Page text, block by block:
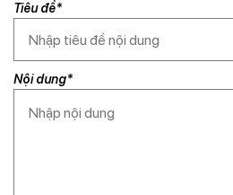
Tiêu đề*
Nội dung*